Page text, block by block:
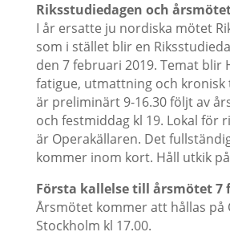
Riksstudiedagen och
I år ersatte ju nordiska mötet
som i stället blir en
den 7 februari 2019. Temat
fatigue, utmattning och
är preliminärt 9-16.30 följt av
och festmiddag kl 19. Lokal för
är Operakällaren. Det
kommer inom kort. Håll utkik
Första kallelse till årsmötet 7
Årsmötet kommer att hållas på
Stockholm kl 17.00.